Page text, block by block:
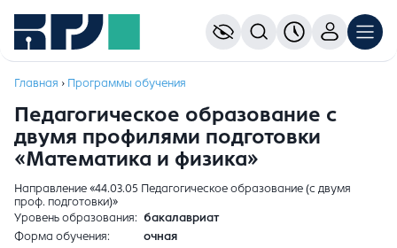
Главная › Программы обучения
Педагогическое образование с
двумя профилями подготовки
«Математика и физика»
Направление «44.03.05 Педагогическое образование (с двумя
проф. подготовки)»
Уровень образования
бакалавриат
Форма обучения
очная